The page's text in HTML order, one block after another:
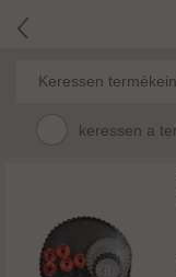
keressen a